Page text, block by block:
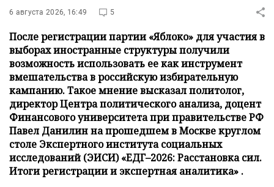
6 августа 2026, 16:49 5
После регистрации партии «Яблоко» для участия в
выборах иностранные структуры получили
возможность использовать ее как инструмент
вмешательства в российскую избирательную
кампанию. Такое мнение высказал политолог,
директор Центра политического анализа, доцент
Финансового университета при правительстве РФ
Павел Данилин на прошедшем в Москве круглом
столе Экспертного института социальных
исследований (ЭИСИ) «ЕДГ–2026: Расстановка сил.
Итоги регистрации и экспертная аналитика» .